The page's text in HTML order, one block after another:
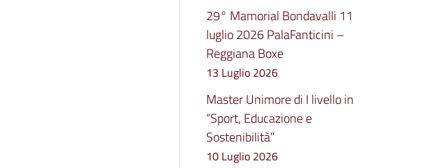
29° Mamorial Bondavalli 11
luglio 2026 PalaFanticini –
Reggiana Boxe
13 Luglio 2026
Master Unimore di I livello in
“Sport, Educazione e
Sostenibilità”
10 Luglio 2026